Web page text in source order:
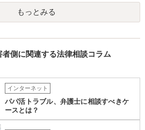
もっとみる
側に関連する法律相談コラム
インターネット
パパ活トラブル、弁護士に相談すべきケ
ースとは？